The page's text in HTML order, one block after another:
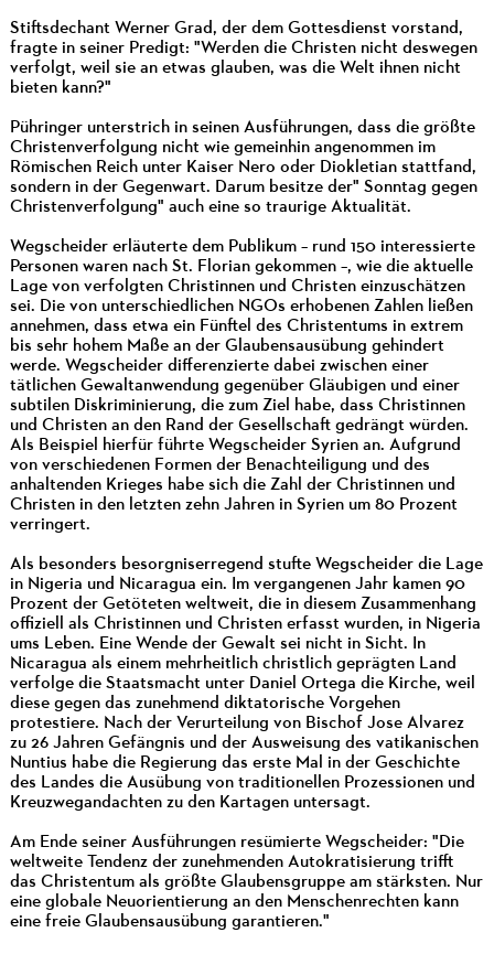
Stiftsdechant Werner Grad, der dem Gottesdienst vorstand,
fragte in seiner Predigt: "Werden die Christen nicht deswegen
verfolgt, weil sie an etwas glauben, was die Welt ihnen nicht
bieten kann?"
Pühringer unterstrich in seinen Ausführungen, dass die größte
Christenverfolgung nicht wie gemeinhin angenommen im
Römischen Reich unter Kaiser Nero oder Diokletian stattfand,
sondern in der Gegenwart. Darum besitze der" Sonntag gegen
Christenverfolgung" auch eine so traurige Aktualität.
Wegscheider erläuterte dem Publikum – rund 150 interessierte
Personen waren nach St. Florian gekommen –, wie die aktuelle
Lage von verfolgten Christinnen und Christen einzuschätzen
sei. Die von unterschiedlichen NGOs erhobenen Zahlen ließen
annehmen, dass etwa ein Fünftel des Christentums in extrem
bis sehr hohem Maße an der Glaubensausübung gehindert
werde. Wegscheider differenzierte dabei zwischen einer
tätlichen Gewaltanwendung gegenüber Gläubigen und einer
subtilen Diskriminierung, die zum Ziel habe, dass Christinnen
und Christen an den Rand der Gesellschaft gedrängt würden.
Als Beispiel hierfür führte Wegscheider Syrien an. Aufgrund
von verschiedenen Formen der Benachteiligung und des
anhaltenden Krieges habe sich die Zahl der Christinnen und
Christen in den letzten zehn Jahren in Syrien um 80 Prozent
verringert.
Als besonders besorgniserregend stufte Wegscheider die Lage
in Nigeria und Nicaragua ein. Im vergangenen Jahr kamen 90
Prozent der Getöteten weltweit, die in diesem Zusammenhang
offiziell als Christinnen und Christen erfasst wurden, in Nigeria
ums Leben. Eine Wende der Gewalt sei nicht in Sicht. In
Nicaragua als einem mehrheitlich christlich geprägten Land
verfolge die Staatsmacht unter Daniel Ortega die Kirche, weil
diese gegen das zunehmend diktatorische Vorgehen
protestiere. Nach der Verurteilung von Bischof Jose Alvarez
zu 26 Jahren Gefängnis und der Ausweisung des vatikanischen
Nuntius habe die Regierung das erste Mal in der Geschichte
des Landes die Ausübung von traditionellen Prozessionen und
Kreuzwegandachten zu den Kartagen untersagt.
Am Ende seiner Ausführungen resümierte Wegscheider: "Die
weltweite Tendenz der zunehmenden Autokratisierung trifft
das Christentum als größte Glaubensgruppe am stärksten. Nur
eine globale Neuorientierung an den Menschenrechten kann
eine freie Glaubensausübung garantieren."